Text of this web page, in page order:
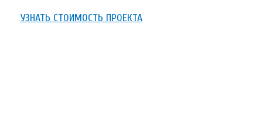
УЗНАТЬ СТОИМОСТЬ ПРОЕКТА